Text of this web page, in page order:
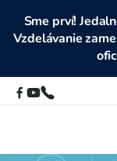
Sme prví!
Vzdelávanie